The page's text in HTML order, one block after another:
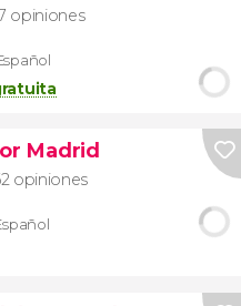
opiniones
Madrid
opiniones